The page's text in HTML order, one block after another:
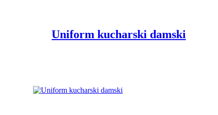
Uniform kucharski damski